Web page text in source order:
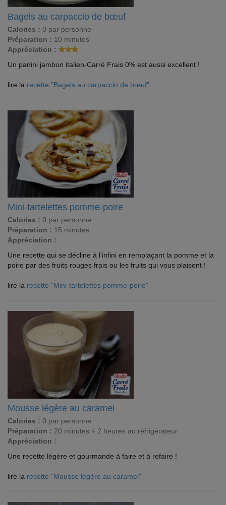
Bagels au carpaccio de bœuf
Calories : 0 par personne
Préparation : 10 minutes
Appréciation :
Un panini jambon italien-Carré Frais 0% est aussi excellent !
lire la recette "Bagels au carpaccio de bœuf"
Mini-tartelettes pomme-poire
Calories : 0 par personne
Préparation : 15 minutes
Appréciation :
Une recette qui se décline à l'infini en remplaçant la pomme et la
poire par des fruits rouges frais ou les fruits qui vous plaisent !
lire la recette "Mini-tartelettes pomme-poire"
Mousse légère au caramel
Calories : 0 par personne
Préparation : 20 minutes + 2 heures au réfrigérateur
Appréciation :
Une recette légère et gourmande à faire et à refaire !
lire la recette "Mousse légère au caramel"